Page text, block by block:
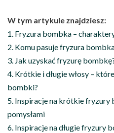
W tym artykule znajdziesz:
1. Fryzura bombka –
2. Komu pasuje fryzura
3. Jak uzyskać fryzurę
4. Krótkie i długie włosy –
bombki?
5. Inspiracje na krótkie fryzury
pomysłami
6. Inspiracje na długie fryzury